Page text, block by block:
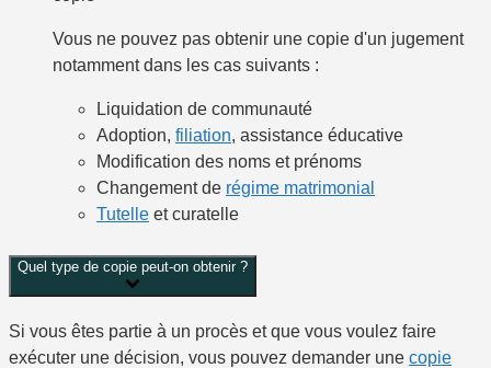
Vous ne pouvez pas obtenir une copie d'un jugement
notammentdans les cas suivants :
Liquidation de communauté
Adoption, filiation, assistance éducative
Modification des noms et prénoms
Changement de régime matrimonial
Tutelle et curatelle
Quel type de copie peut-on obtenir ?
Si vous êtes partie à un procès et que vous voulez faire
exécuter une décision, vous pouvez demander une copie